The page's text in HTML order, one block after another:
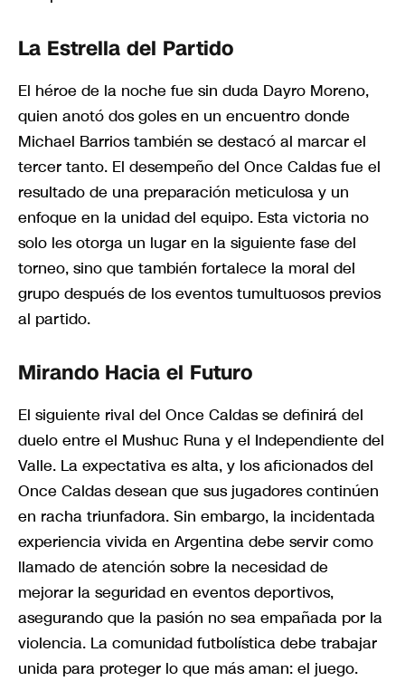
La Estrella del Partido
El héroe de la noche fue sin duda Dayro Moreno,
quien anotó dos goles en un encuentro donde
Michael Barrios también se destacó al marcar el
tercer tanto. El desempeño del Once Caldas fue el
resultado de una preparación meticulosa y un
enfoque en la unidad del equipo. Esta victoria no
solo les otorga un lugar en la siguiente fase del
torneo, sino que también fortalece la moral del
grupo después de los eventos tumultuosos previos
al partido.
Mirando Hacia el Futuro
El siguiente rival del Once Caldas se definirá del
duelo entre el Mushuc Runa y el Independiente del
Valle. La expectativa es alta, y los aficionados del
Once Caldas desean que sus jugadores continúen
en racha triunfadora. Sin embargo, la incidentada
experiencia vivida en Argentina debe servir como
llamado de atención sobre la necesidad de
mejorar la seguridad en eventos deportivos,
asegurando que la pasión no sea empañada por la
violencia. La comunidad futbolística debe trabajar
unida para proteger lo que más aman: el juego.